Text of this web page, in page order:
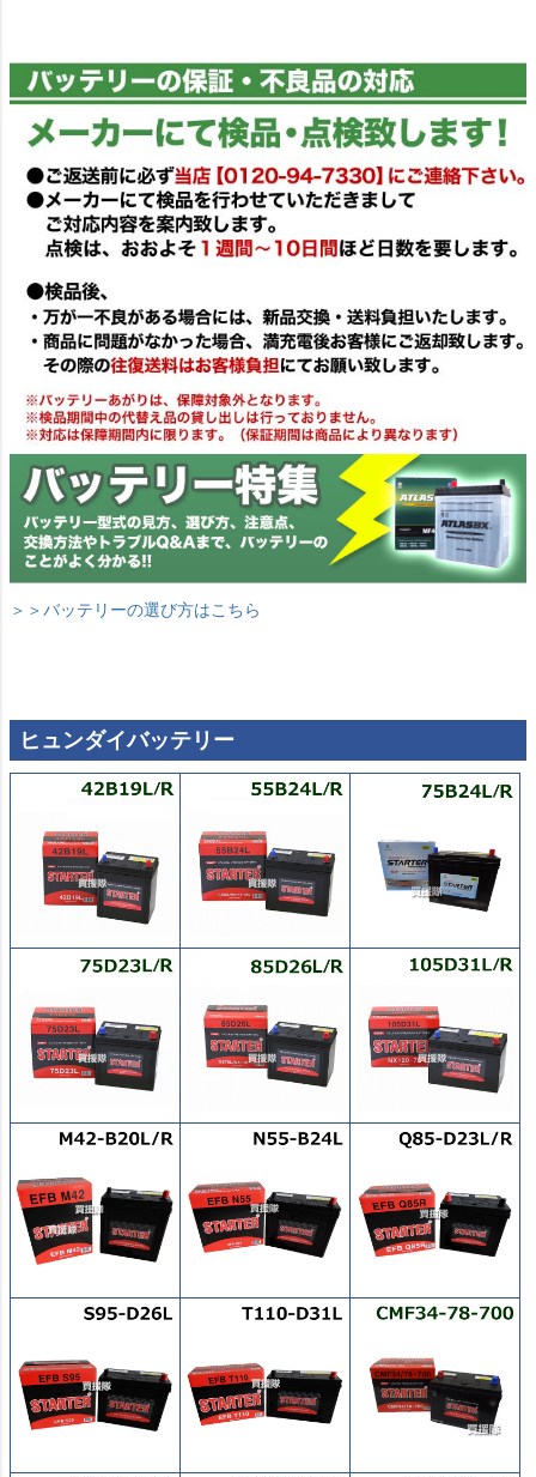
＞＞バッテリーの選び方はこちら